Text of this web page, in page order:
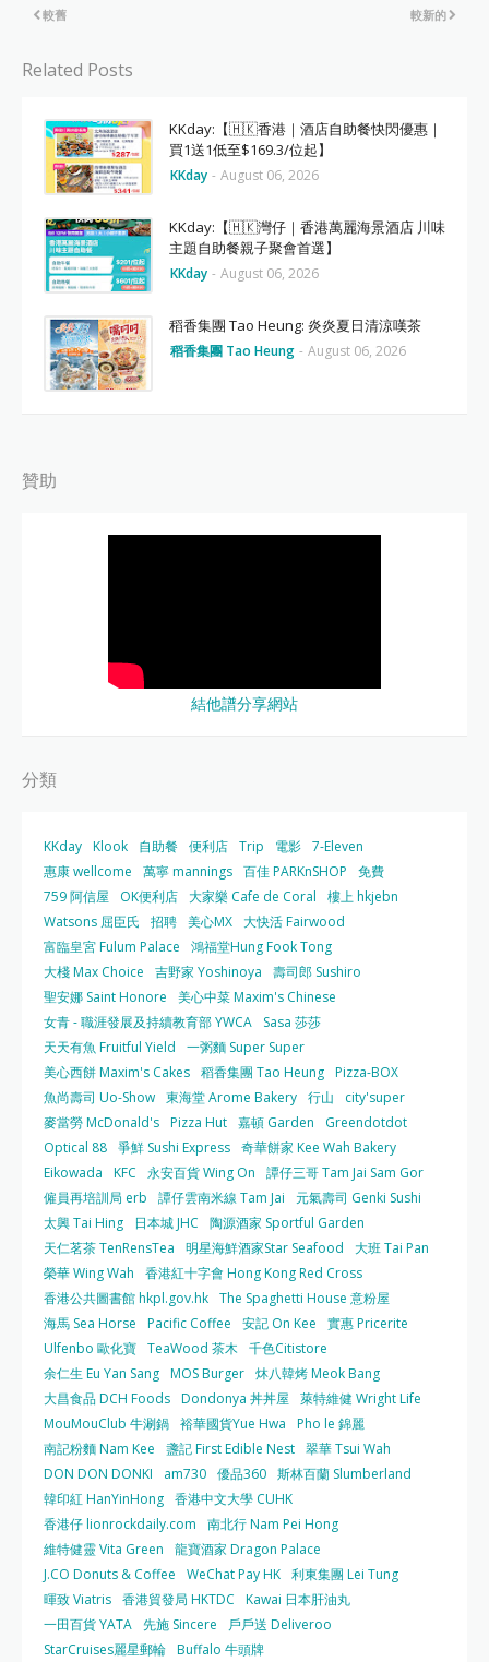
較新的
較舊
Related Posts
KKday:【🇭🇰香港｜酒店自助餐快閃優惠｜
買1送1低至$169.3/位起】
KKday - August 06, 2026
KKday:【🇭🇰灣仔｜香港萬麗海景酒店 川味
主題自助餐親子聚會首選】
KKday - August 06, 2026
稻香集團 Tao Heung: 炎炎夏日清涼嘆茶
稻香集團 Tao Heung - August 06, 2026
贊助
結他譜分享網站
分類
KKday Klook 自助餐 便利店 Trip 電影 7-Eleven
惠康 wellcome
萬寧 mannings 百佳 PARKnSHOP
免費
759 阿信屋
OK便利店 大家樂 Cafe de Coral
樓上 hkjebn
Watsons 屈臣氏
招聘 美心MX 大快活 Fairwood
富臨皇宮 Fulum Palace
鴻福堂Hung Fook Tong
大棧 Max Choice
吉野家 Yoshinoya
壽司郎 Sushiro
聖安娜 Saint Honore
美心中菜 Maxim's Chinese
女青 - 職涯發展及持續教育部 YWCA
Sasa 莎莎
天天有魚 Fruitful Yield
一粥麵 Super Super
美心西餅 Maxim's Cakes 稻香集團 Tao Heung Pizza-BOX
魚尚壽司 Uo-Show 東海堂 Arome Bakery 行山
city'super
麥當勞 McDonald's Pizza Hut 嘉頓 Garden
Greendotdot
Optical 88 爭鮮 Sushi Express 奇華餅家 Kee Wah Bakery
Eikowada
KFC 永安百貨 Wing On
譚仔三哥 Tam Jai Sam Gor
僱員再培訓局 erb
譚仔雲南米線 Tam Jai
元氣壽司 Genki Sushi
太興 Tai Hing
日本城 JHC
陶源酒家 Sportful Garden
天仁茗茶 TenRensTea
明星海鮮酒家Star Seafood
大班 Tai Pan
榮華 Wing Wah
香港紅十字會 Hong Kong Red Cross
香港公共圖書館 hkpl.gov.hk The Spaghetti House 意粉屋
海馬 Sea Horse
Pacific Coffee 安記 On Kee
實惠 Pricerite
Ulfenbo 歐化寶 TeaWood 茶木 千色Citistore
余仁生 Eu Yan Sang MOS Burger 炑八韓烤 Meok Bang
大昌食品 DCH Foods Dondonya 丼丼屋
萊特維健 Wright Life
MouMouClub 牛涮鍋 裕華國貨Yue Hwa
Pho le 錦麗
南記粉麵 Nam Kee
盞記 First Edible Nest 翠華 Tsui Wah
DON DON DONKI
am730 優品360 斯林百蘭 Slumberland
韓印紅 HanYinHong 香港中文大學 CUHK
香港仔 lionrockdaily.com
南北行 Nam Pei Hong
維特健靈 Vita Green
龍寶酒家 Dragon Palace
J.CO Donuts & Coffee
WeChat Pay HK 利東集團 Lei Tung
暉致 Viatris 香港貿發局 HKTDC
Kawai 日本肝油丸
一田百貨 YATA 先施 Sincere
戶戶送 Deliveroo
StarCruises麗星郵輪 Buffalo 牛頭牌